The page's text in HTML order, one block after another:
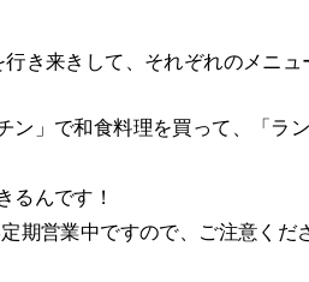
き来きして、それぞれのメニュ
ン」で和食料理を買って、「ラ
るんです！
期営業中ですので、ご注意くだ